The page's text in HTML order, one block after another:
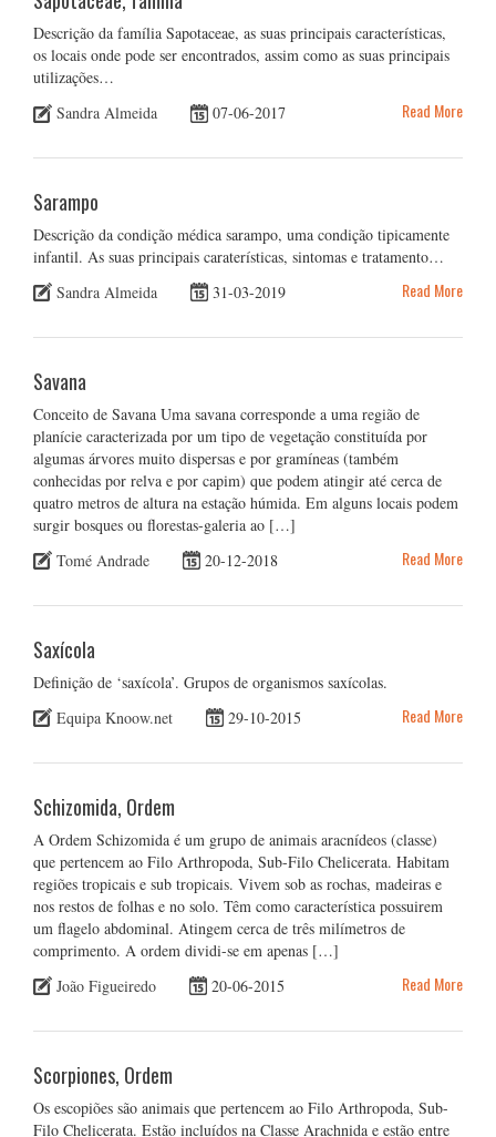
Descrição da família Sapotaceae, as suas principais características,
os locais onde pode ser encontrados, assim como as suas principais
utilizações…
Sandra Almeida
07-06-2017 Read More
Sarampo
Descrição da condição médica sarampo, uma condição tipicamente
infantil. As suas principais caraterísticas, sintomas e tratamento…
Sandra Almeida
31-03-2019 Read More
Savana
Conceito de Savana Uma savana corresponde a uma região de
planície caracterizada por um tipo de vegetação constituída por
algumas árvores muito dispersas e por gramíneas (também
conhecidas por relva e por capim) que podem atingir até cerca de
quatro metros de altura na estação húmida. Em alguns locais podem
surgir bosques ou florestas-galeria ao […]
Tomé Andrade
20-12-2018 Read More
Saxícola
Definição de ‘saxícola’. Grupos de organismos saxícolas.
Equipa Knoow.net
29-10-2015 Read More
Schizomida, Ordem
A Ordem Schizomida é um grupo de animais aracnídeos (classe)
que pertencem ao Filo Arthropoda, Sub-Filo Chelicerata. Habitam
regiões tropicais e sub tropicais. Vivem sob as rochas, madeiras e
nos restos de folhas e no solo. Têm como característica possuirem
um flagelo abdominal. Atingem cerca de três milímetros de
comprimento. A ordem dividi-se em apenas […]
João Figueiredo
20-06-2015 Read More
Scorpiones, Ordem
Os escopiões são animais que pertencem ao Filo Arthropoda, Sub-
Filo Chelicerata. Estão incluídos na Classe Arachnida e estão entre